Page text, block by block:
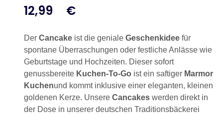
12,99 €
Der Cancake ist die geniale Geschenkidee für
spontane Überraschungen oder festliche Anlässe wie
Geburtstage und Hochzeiten. Dieser sofort
genussbereite Kuchen-To-Go ist ein saftiger Marmor
Kuchenund kommt inklusive einer eleganten, kleinen
goldenen Kerze. Unsere Cancakes werden direkt in
der Dose in unserer deutschen Traditionsbäckerei